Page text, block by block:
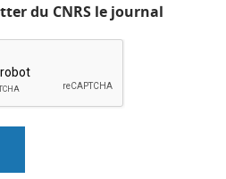
du CNRS le journal